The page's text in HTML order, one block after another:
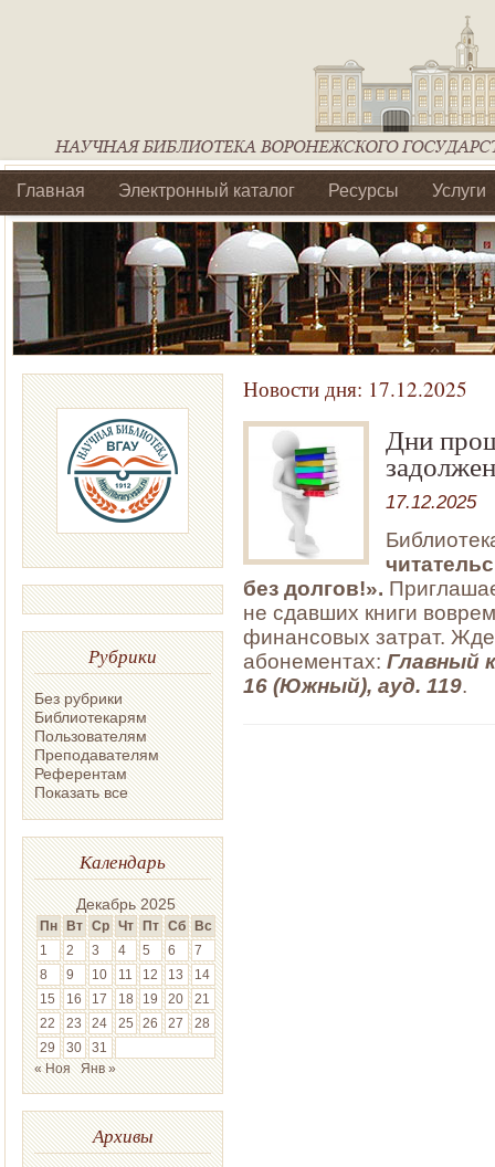
Главная Электронный каталог Ресурсы Услуги
Библиотеки регионального отделения Ассоциации
Рубрики
Без рубрики
Библиотекарям
Пользователям
Преподавателям
Референтам
Показать все
Календарь
Декабрь 2025
Пн Вт Ср Чт Пт Сб Вс
1
2 3 4 5 6
7
8
9 10 11 12 13
14
15
16 17 18 19 20
21
22
23 24 25 26 27
28
29
30
31
« Ноя
Янв »
Архивы
Новости дня: 17.12.2025
Дни
17.12.2025
без долгов!».
не сдавших книги
финансовых затрат.
абонементах: Главный
16 (Южный), ауд. 119.